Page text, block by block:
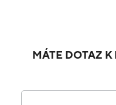
MÁTE DOTAZ